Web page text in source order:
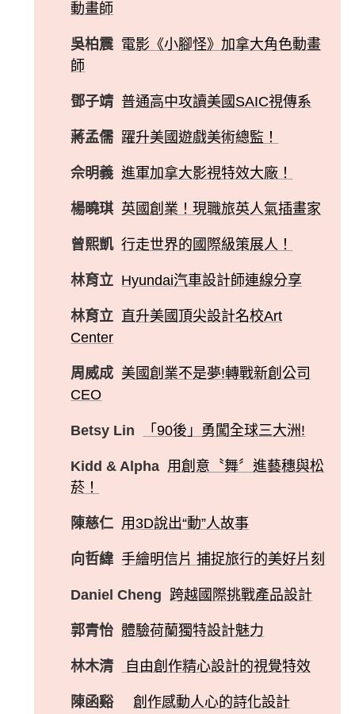
動畫師
吳柏震 電影《小腳怪》加拿大角色動畫
師
鄧子靖 普通高中攻讀美國SAIC視傳系
蔣孟儒 躍升美國遊戲美術總監！
佘明義 進軍加拿大影視特效大廠！
楊曉琪 英國創業！現職旅英人氣插畫家
曾熙凱 行走世界的國際級策展人！
林育立 Hyundai汽車設計師連線分享
林育立 直升美國頂尖設計名校Art
Center
周威成 美國創業不是夢!轉戰新創公司
CEO
Betsy Lin 「90後」勇闖全球三大洲!
Kidd & Alpha 用創意〝舞〞進藝穗與松
菸！
陳慈仁 用3D說出“動”人故事
向哲緯 手繪明信片 捕捉旅行的美好片刻
Daniel Cheng 跨越國際挑戰產品設計
郭青怡 體驗荷蘭獨特設計魅力
林木清 自由創作精心設計的視覺特效
陳函谿 創作感動人心的詩化設計